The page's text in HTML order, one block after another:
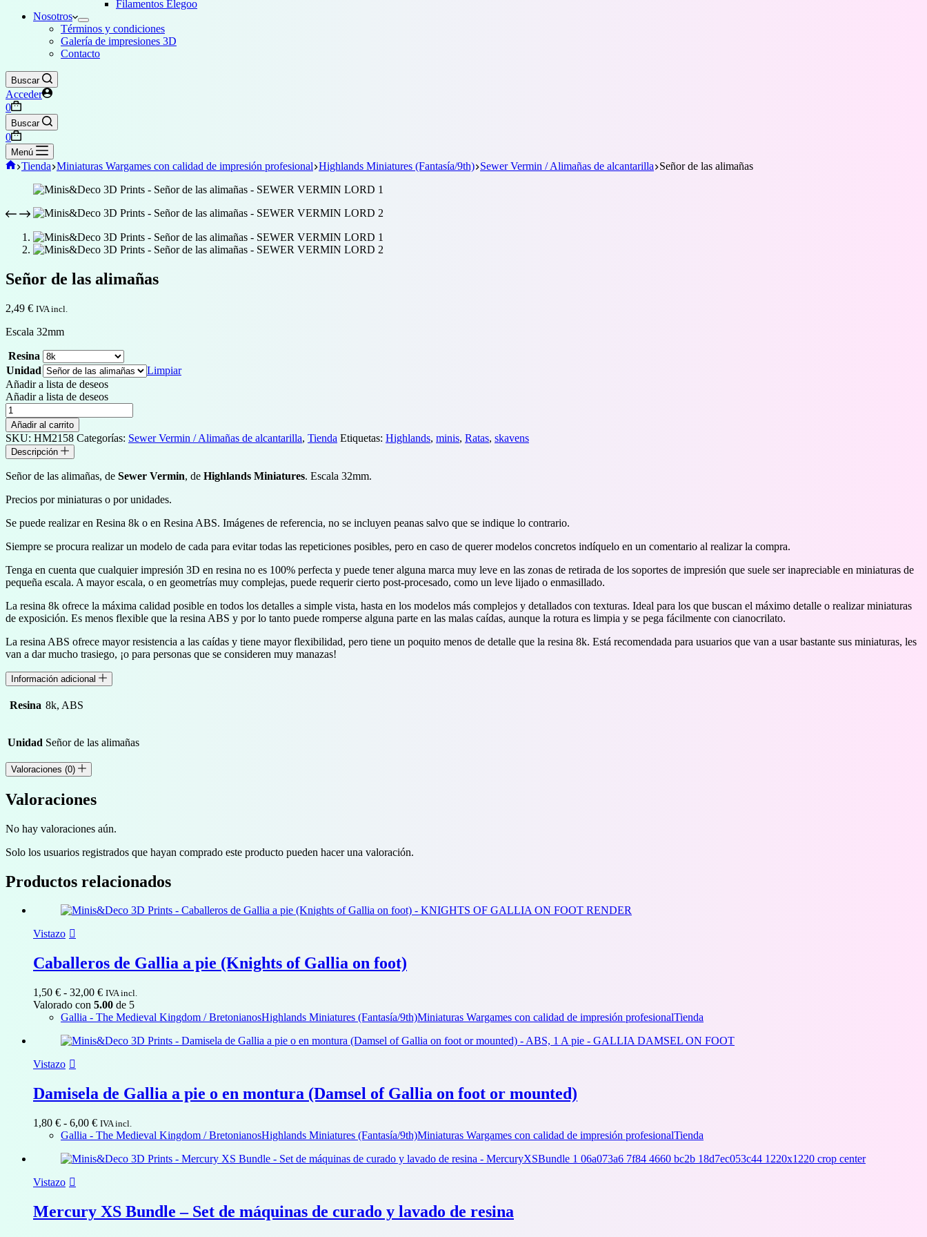
Filamentos Elegoo
Nosotros
Términos y condiciones
Galería de impresiones 3D
Contacto
Buscar
Acceder
Carro
de
compra
0
Buscar
Carro
de
compra
0
Menú
Inicio
Tienda Miniaturas Wargames con calidad de impresión profesional Highlands Miniatures (Fantasía/9th) Sewer Vermin / Alimañas de alcantarilla Señor de las alimañas
Señor de las alimañas
2,49 € IVA incl.
Escala 32mm
Resina
Unidad
Limpiar
Añadir a lista de deseos
Añadir a lista de deseos
Señor
de
las
alimañas
cantidad
Añadir al carrito
SKU: HM2158 Categorías: Sewer Vermin / Alimañas de alcantarilla, Tienda Etiquetas: Highlands, minis, Ratas, skavens
Descripción
Señor de las alimañas, de Sewer Vermin, de Highlands Miniatures. Escala 32mm.
Precios por miniaturas o por unidades.
Se puede realizar en Resina 8k o en Resina ABS. Imágenes de referencia, no se incluyen peanas salvo que se indique lo contrario.
Siempre se procura realizar un modelo de cada para evitar todas las repeticiones posibles, pero en caso de querer modelos concretos indíquelo en un comentario al realizar la compra.
Tenga en cuenta que cualquier impresión 3D en resina no es 100% perfecta y puede tener alguna marca muy leve en las zonas de retirada de los soportes de impresión que suele ser inapreciable en miniaturas de
pequeña escala. A mayor escala, o en geometrías muy complejas, puede requerir cierto post-procesado, como un leve lijado o enmasillado.
La resina 8k ofrece la máxima calidad posible en todos los detalles a simple vista, hasta en los modelos más complejos y detallados con texturas. Ideal para los que buscan el máximo detalle o realizar miniaturas
de exposición. Es menos flexible que la resina ABS y por lo tanto puede romperse alguna parte en las malas caídas, aunque la rotura es limpia y se pega fácilmente con cianocrilato.
La resina ABS ofrece mayor resistencia a las caídas y tiene mayor flexibilidad, pero tiene un poquito menos de detalle que la resina 8k. Está recomendada para usuarios que van a usar bastante sus miniaturas, les
van a dar mucho trasiego, ¡o para personas que se consideren muy manazas!
Información adicional
Resina 8k, ABS
Unidad Señor de las alimañas
Valoraciones (0)
Valoraciones
No hay valoraciones aún.
Solo los usuarios registrados que hayan comprado este producto pueden hacer una valoración.
Productos relacionados
Vistazo
Caballeros de Gallia a pie (Knights of Gallia on foot)
1,50 € - 32,00 €Rango
de
precios:
1,50 €
IVA incl.
Valorado con 5.00 de 5
Gallia - The Medieval Kingdom / BretonianosHighlands Miniatures (Fantasía/9th)Miniaturas Wargames con calidad de impresión profesionalTienda
Vistazo
Damisela de Gallia a pie o en montura (Damsel of Gallia on foot or mounted)
1,80 € - 6,00 €Rango
de
desde
IVA incl.
Gallia - The Medieval Kingdom / BretonianosHighlands Miniatures (Fantasía/9th)Miniaturas Wargames con calidad de impresión profesionalTienda
Vistazo
Mercury XS Bundle – Set de máquinas de curado y lavado de resina